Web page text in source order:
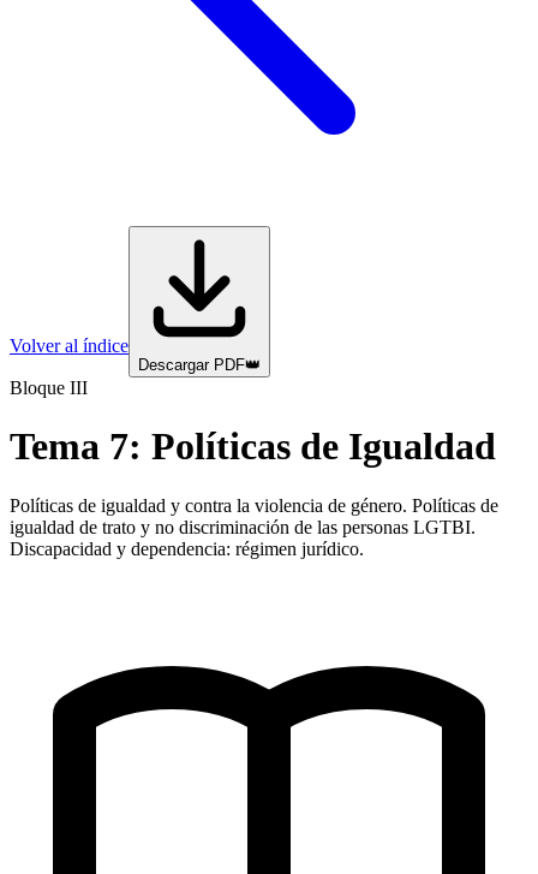
Volver al índice
Descargar PDF👑
Bloque III
Tema 7: Políticas de Igualdad
Políticas de igualdad y contra la violencia de género. Políticas de
igualdad de trato y no discriminación de las personas LGTBI.
Discapacidad y dependencia: régimen jurídico.